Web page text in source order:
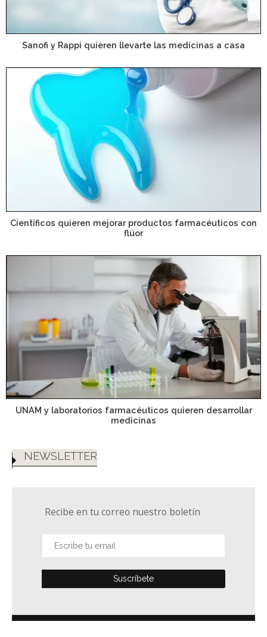
Sanofi y Rappi quieren llevarte las medicinas a casa
Científicos quieren mejorar productos farmacéuticos con
flúor
UNAM y laboratorios farmacéuticos quieren desarrollar
medicinas
NEWSLETTER
Recibe en tu correo nuestro boletín